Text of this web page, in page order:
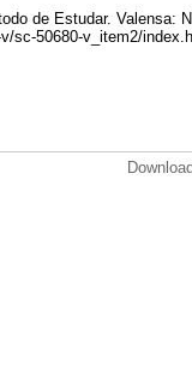
de Estudar. Valensa:
sc-50680-v_item2/